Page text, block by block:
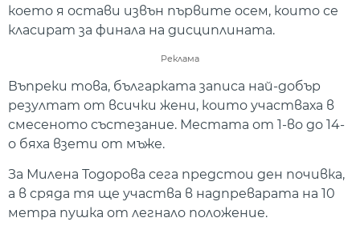
което я остави извън първите осем, които се
класират за финала на дисциплината.
Реклама
Въпреки това, българката записа най-добър
резултат от всички жени, които участваха в
смесеното състезание. Местата от 1-во до 14-
о бяха взети от мъже.
За Милена Тодорова сега предстои ден почивка,
а в сряда тя ще участва в надпреварата на 10
метра пушка от легнало положение.